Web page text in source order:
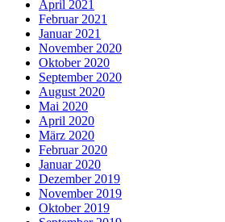
April 2021
Februar 2021
Januar 2021
November 2020
Oktober 2020
September 2020
August 2020
Mai 2020
April 2020
März 2020
Februar 2020
Januar 2020
Dezember 2019
November 2019
Oktober 2019